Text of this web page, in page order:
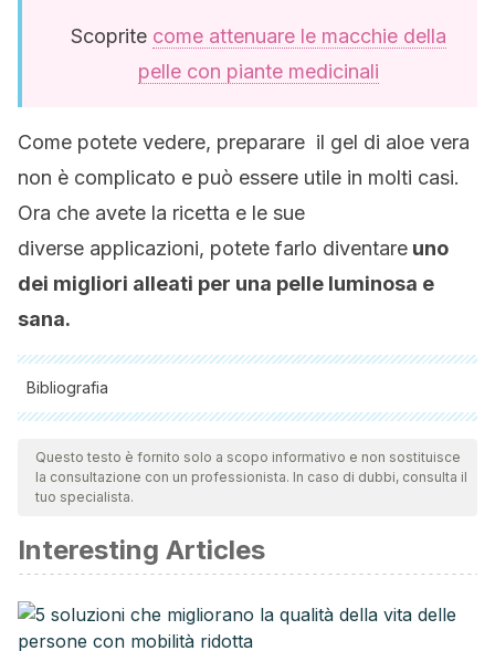
Scoprite come attenuare le macchie della
pelle con piante medicinali
Come potete vedere, preparare il gel di aloe vera
non è complicato e può essere utile in molti casi.
Ora che avete la ricetta e le sue
diverse applicazioni, potete farlo diventare uno
dei migliori alleati per una pelle luminosa e
sana.
Bibliografia
Tutte le fonti citate sono state esaminate a fondo dal nostro
team per garantirne la qualità, l'affidabilità, l'attualità e la
validità. La bibliografia di questo articolo è stata considerata
Hamman, J. H. (2008). Composition and applications of
Aloe vera leaf gel. Molecules.
https://doi.org/10.3390/molecules13081599
Dat, A. D., Poon, F., Pham, K. B. T., & Doust, J. (2014). Aloe
Questo testo è fornito solo a scopo informativo e non sostituisce
la consultazione con un professionista. In caso di dubbi, consulta il
tuo specialista.
Interesting Articles